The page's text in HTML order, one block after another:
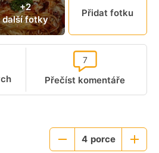
+2
další fotky
Přidat fotku
Přečíst komentáře
7
Menší
4 porce
Větší